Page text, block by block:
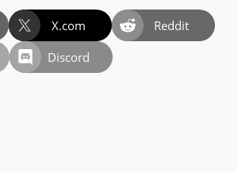
X.com
Reddit
Discord